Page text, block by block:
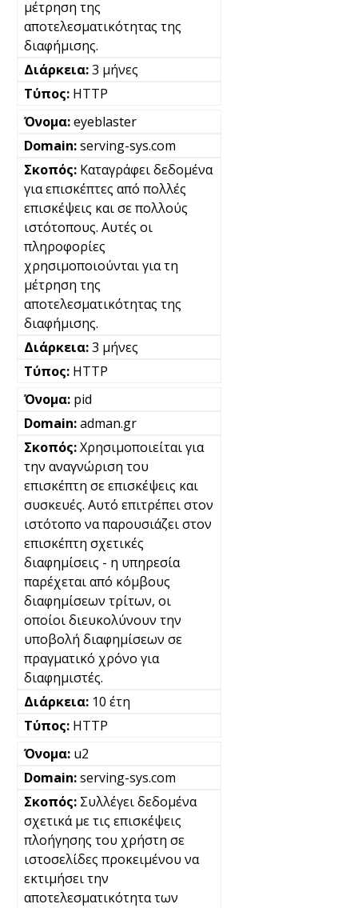
μέτρηση της
αποτελεσματικότητας της
διαφήμισης.
3 μήνες
HTTP
eyeblaster
serving-sys.com
Καταγράφει δεδομένα
για επισκέπτες από πολλές
επισκέψεις και σε πολλούς
ιστότοπους. Αυτές οι
πληροφορίες
χρησιμοποιούνται για τη
μέτρηση της
αποτελεσματικότητας της
διαφήμισης.
3 μήνες
HTTP
pid
adman.gr
Χρησιμοποιείται για
την αναγνώριση του
επισκέπτη σε επισκέψεις και
συσκευές. Αυτό επιτρέπει στον
ιστότοπο να παρουσιάζει στον
επισκέπτη σχετικές
διαφημίσεις - η υπηρεσία
παρέχεται από κόμβους
διαφημίσεων τρίτων, οι
οποίοι διευκολύνουν την
υποβολή διαφημίσεων σε
πραγματικό χρόνο για
διαφημιστές.
10 έτη
HTTP
u2
serving-sys.com
Συλλέγει δεδομένα
σχετικά με τις επισκέψεις
πλοήγησης του χρήστη σε
ιστοσελίδες προκειμένου να
εκτιμήσει την
αποτελεσματικότητα των